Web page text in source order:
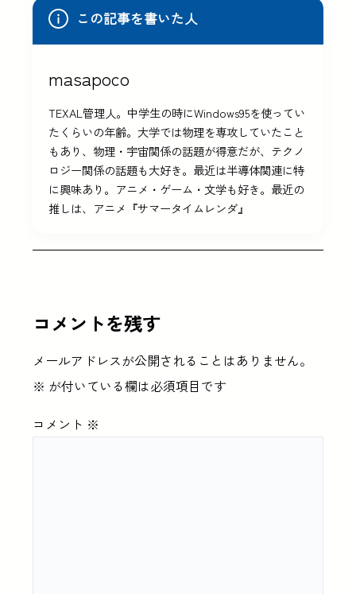
この記事を書いた人
masapoco
TEXAL管理人。中学生の時にWindows95を使ってい
たくらいの年齢。大学では物理を専攻していたこと
もあり、物理・宇宙関係の話題が得意だが、テクノ
ロジー関係の話題も大好き。最近は半導体関連に特
に興味あり。アニメ・ゲーム・文学も好き。最近の
推しは、アニメ『サマータイムレンダ』
コメントを残す
メールアドレスが公開されることはありません。
※ が付いている欄は必須項目です
コメント ※